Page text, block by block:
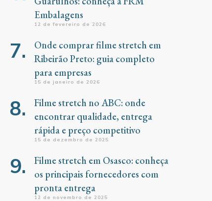
Embalagens
12 de fevereiro de 2026
Onde comprar filme stretch em
Ribeirão Preto: guia completo
para empresas
15 de janeiro de 2026
Filme stretch no ABC: onde
encontrar qualidade, entrega
rápida e preço competitivo
15 de dezembro de 2025
Filme stretch em Osasco: conheça
os principais fornecedores com
pronta entrega
12 de novembro de 2025